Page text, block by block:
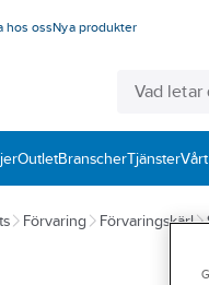
hos ossNya produkter
OutletBranscherTjänster
Förvaring Förvaringskärl